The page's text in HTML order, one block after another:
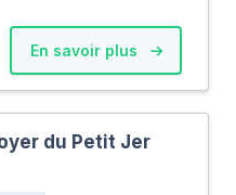
En savoir plus
du Petit Jer